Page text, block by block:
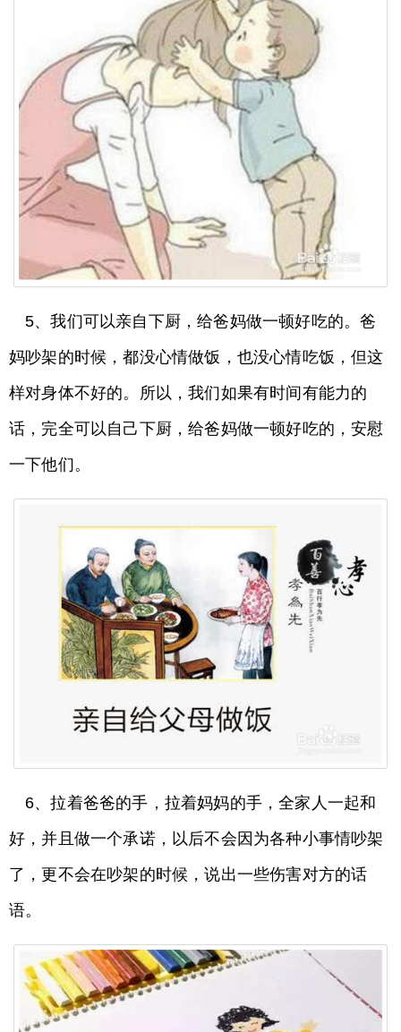
5、我们可以亲自下厨，给爸妈做一顿好吃的。爸
妈吵架的时候，都没心情做饭，也没心情吃饭，但这
样对身体不好的。所以，我们如果有时间有能力的
话，完全可以自己下厨，给爸妈做一顿好吃的，安慰
一下他们。
6、拉着爸爸的手，拉着妈妈的手，全家人一起和
好，并且做一个承诺，以后不会因为各种小事情吵架
了，更不会在吵架的时候，说出一些伤害对方的话
语。